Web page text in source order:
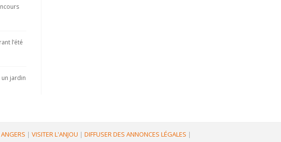
l’été
jardin
| VISITER L'ANJOU | DIFFUSER DES ANNONCES LÉGALES |